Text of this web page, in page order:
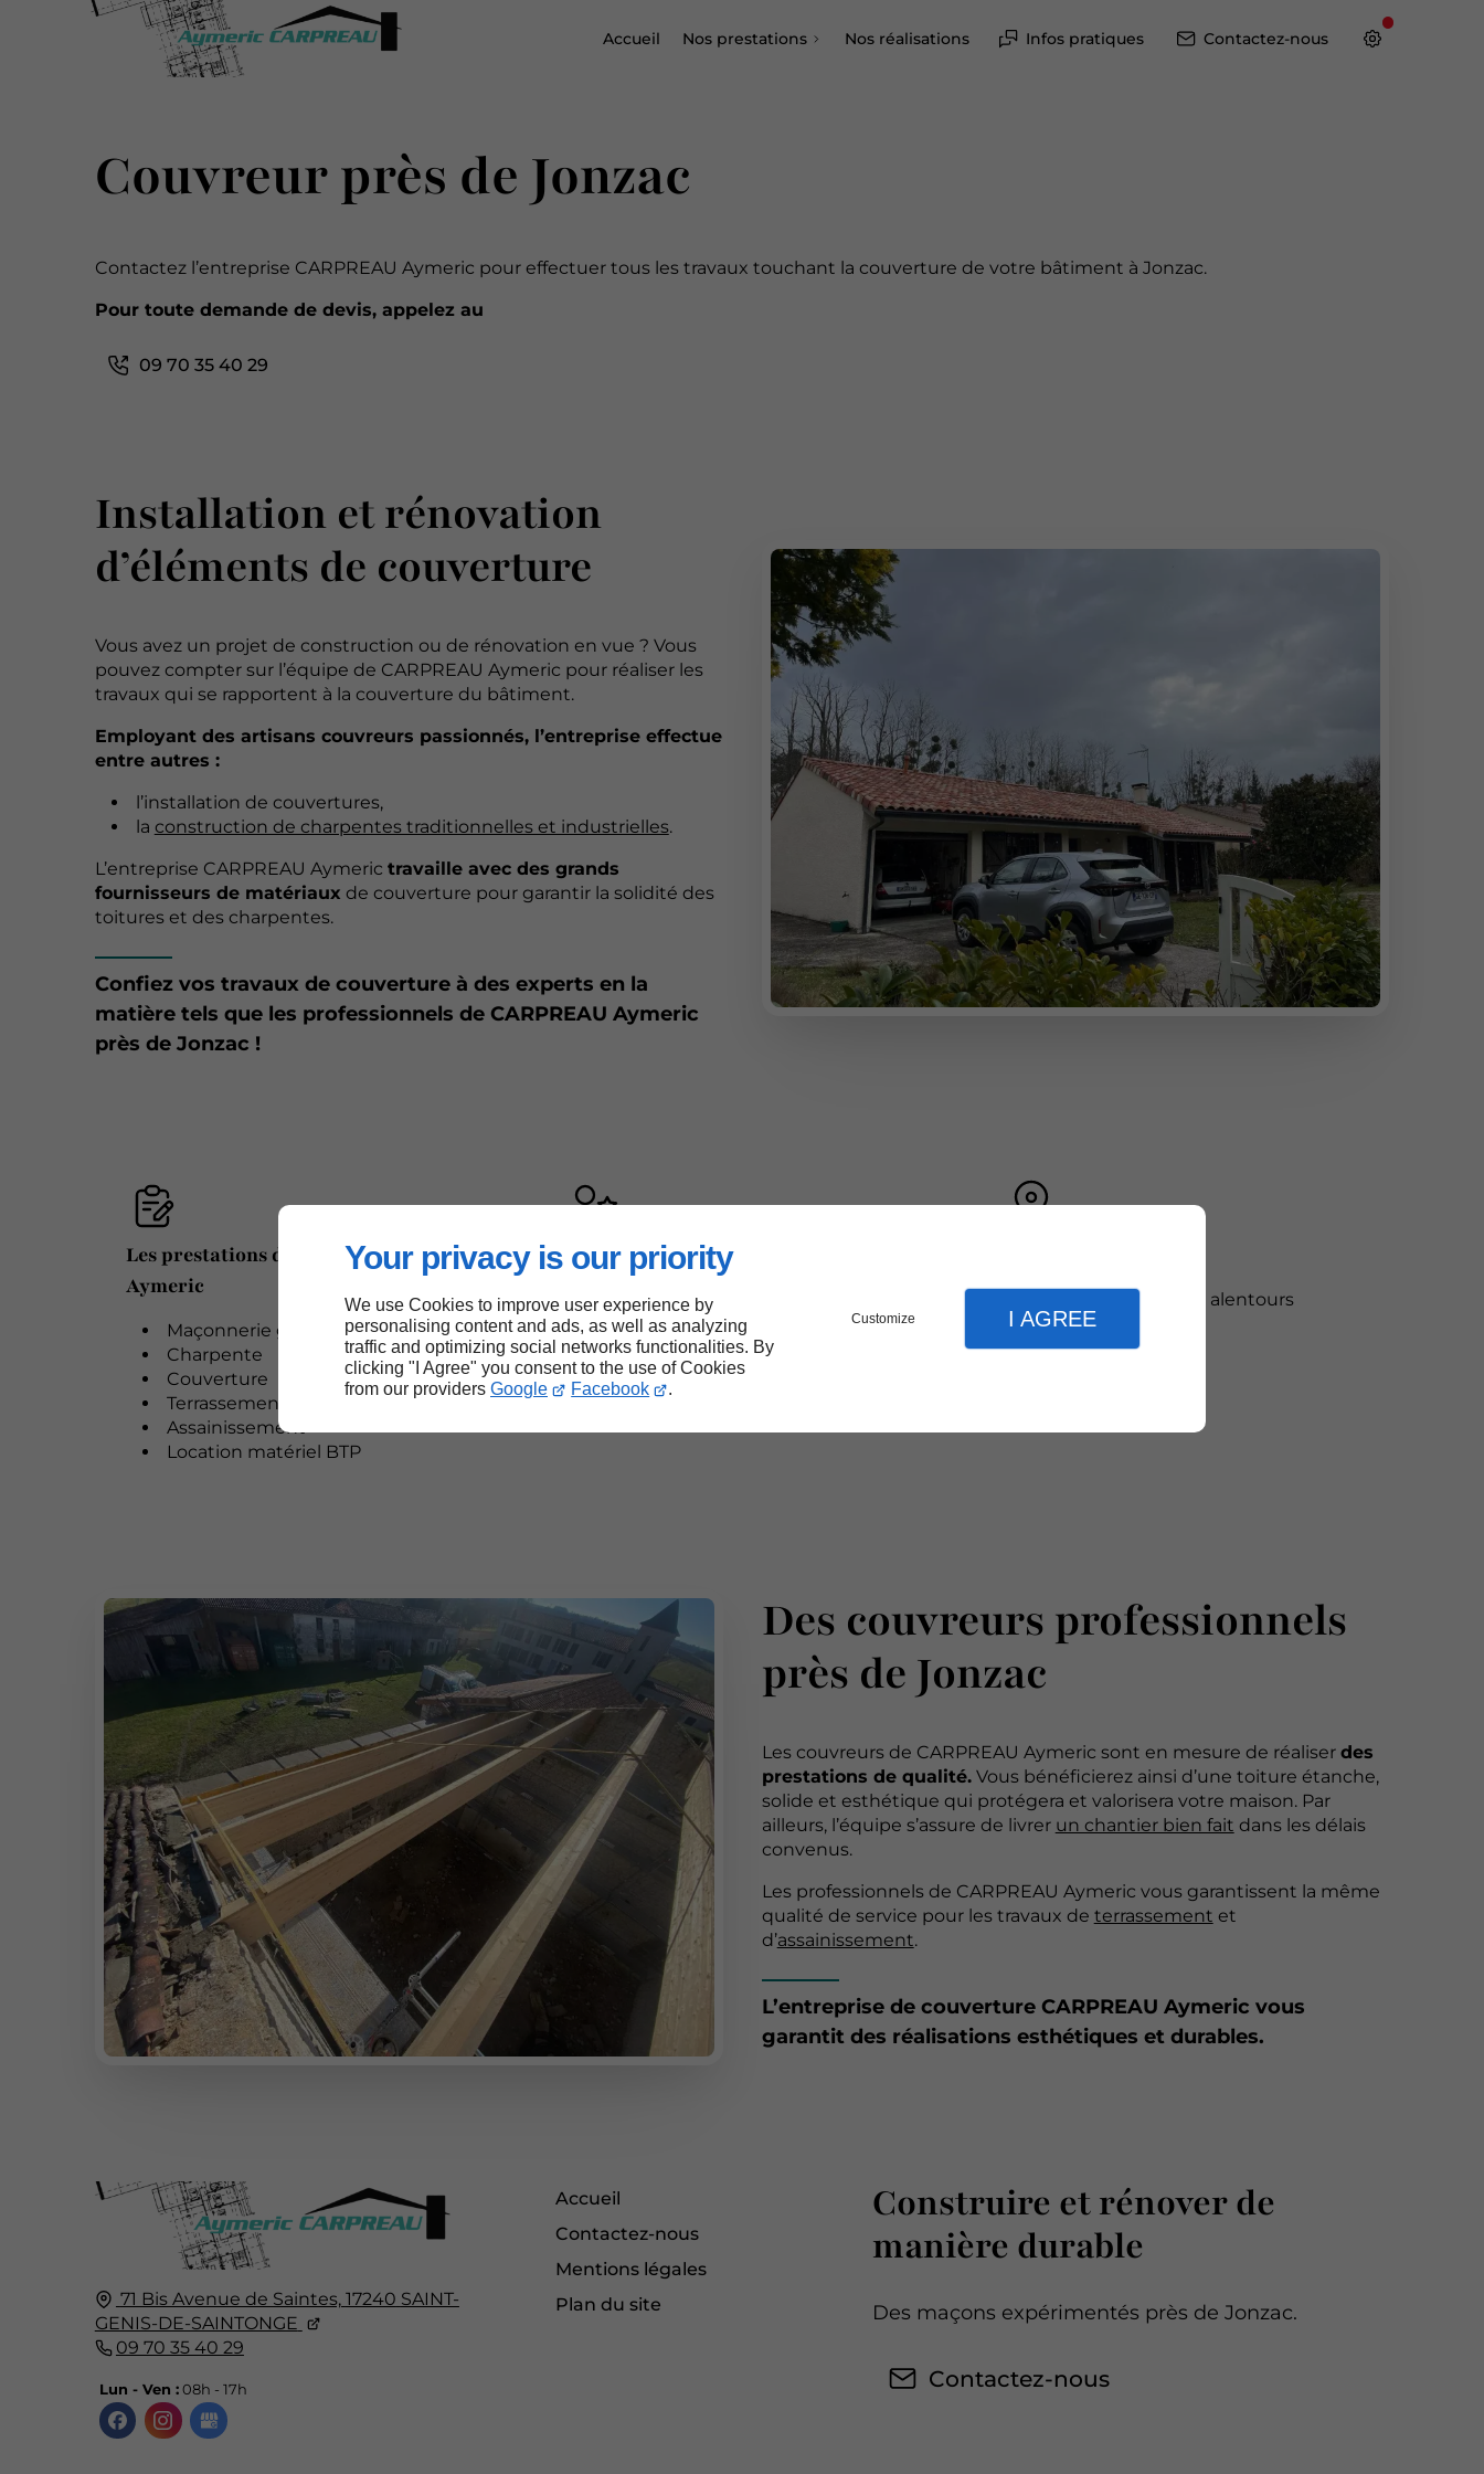
Your privacy is our priority
We use Cookies to improve user experience by
personalising content and ads, as well as analyzing
traffic and optimizing social networks functionalities. By
clicking "I Agree" you consent to the use of Cookies
from our providers Google Facebook .
Customize I AGREE
Accueil Nos prestations Nos réalisations Infos pratiques Contactez-nous
Couvreur près de Jonzac
Contactez l’entreprise CARPREAU Aymeric pour effectuer tous les travaux touchant la couverture de votre bâtiment à Jonzac.
Pour toute demande de devis, appelez au
09 70 35 40 29
Installation et rénovation
d’éléments de couverture
Vous avez un projet de construction ou de rénovation en vue ? Vous
pouvez compter sur l’équipe de CARPREAU Aymeric pour réaliser les
travaux qui se rapportent à la couverture du bâtiment.
Employant des artisans couvreurs passionnés, l’entreprise effectue
entre autres :
l’installation de couvertures,
la construction de charpentes traditionnelles et industrielles.
L’entreprise CARPREAU Aymeric travaille avec des grands
fournisseurs de matériaux de couverture pour garantir la solidité des
toitures et des charpentes.
Confiez vos travaux de couverture à des experts en la
matière tels que les professionnels de CARPREAU Aymeric
près de Jonzac !
Les prestations de CARPREAU
Aymeric
Maçonnerie générale
Charpente
Couverture
Terrassement
Assainissement
Location matériel BTP
Les plus de CARPREAU Aymeric
Passion du métier
Qualité du travail
Conseils
Aucune sous-traitance
Jonzac et dans les alentours
Des couvreurs professionnels
près de Jonzac
Les couvreurs de CARPREAU Aymeric sont en mesure de réaliser des
prestations de qualité.Vous bénéficierez ainsi d’une toiture étanche,
solide et esthétique qui protégera et valorisera votre maison. Par
ailleurs, l’équipe s’assure de livrer un chantier bien fait dans les délais
convenus.
Les professionnels de CARPREAU Aymeric vous garantissent la même
qualité de service pour les travaux de terrassement et
d’assainissement.
L’entreprise de couverture CARPREAU Aymeric vous
garantit des réalisations esthétiques et durables.
71 Bis Avenue de Saintes, 17240 SAINT-
GENIS-DE-SAINTONGE
09 70 35 40 29
Lun - Ven :08h - 17h
Accueil
Contactez-nous
Mentions légales
Plan du site
Construire et rénover de
manière durable
Des maçons expérimentés près de Jonzac.
Contactez-nous